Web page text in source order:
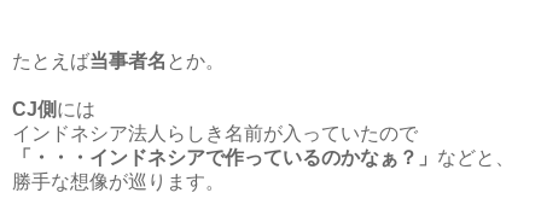
たとえば当事者名 とか。
CJ側 には
インドネシア法人らしき名前が入っていたので
「・・・インドネシアで作っているのかなぁ？」 などと、
勝手な想像が巡ります。